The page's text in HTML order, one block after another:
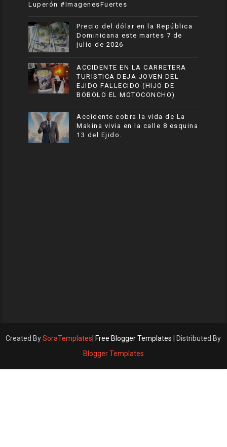
Luperón #ImagenesFuertes
Precio del dólar en la República
Dominicana este martes 7 de
julio de 2026
ACCIDENTE EN LA CARRETERA
TURISTICA DEJA JOVEN DEL
EJIDO FALLECIDO (HIJO DE
BOBOLO EL MOTOCONCHO)
Accidente cobra la vida de La
Makina vivia en la calle 8 esquina
13 del Ejido.
Created BySoraTemplates Free Blogger Templates | Distributed By
Blogger Templates